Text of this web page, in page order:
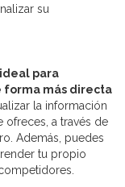
su
para
forma más directa
la información
ofreces, a través de
Además, puedes
tu propio